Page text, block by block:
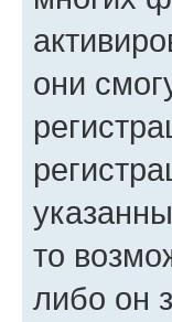
они
то
либо он